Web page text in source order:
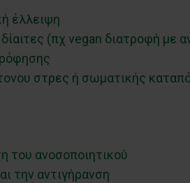
έλλειψη
(πχ vegan διατροφή με
στρες ή σωματικής
του ανοσοποιητικού
την αντιγήρανση